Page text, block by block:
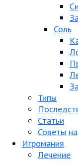
Соль
Типы
Статьи
Советы
Игромания
Лечение